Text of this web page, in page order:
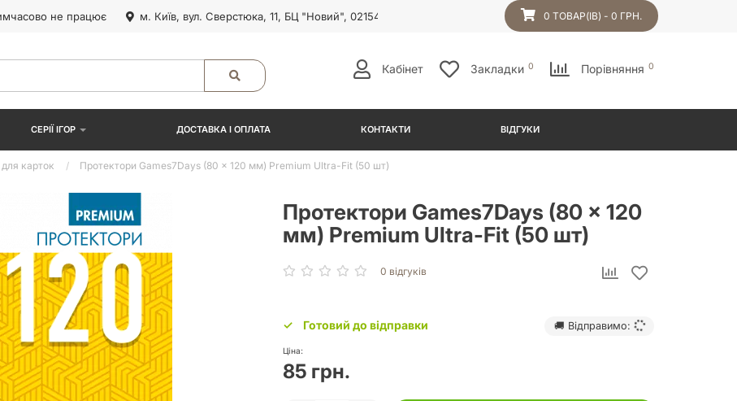
не працює м. Київ, вул. Сверстюка, 11, БЦ "Новий", 02154 0 ТОВАР(ІВ) - 0 ГРН.
Кабінет Закладки 0 Порівняння 0
СЕРІЇ ІГОР ДОСТАВКА І ОПЛАТА КОНТАКТИ ВІДГУКИ
карток Протектори Games7Days (80 x 120 мм) Premium Ultra-Fit (50 шт)
Протектори Games7Days (80 x 120
мм) Premium Ultra-Fit (50 шт)
0 відгуків
Готовий до відправки 🚚 Відправимо:
Ціна:
85 грн.